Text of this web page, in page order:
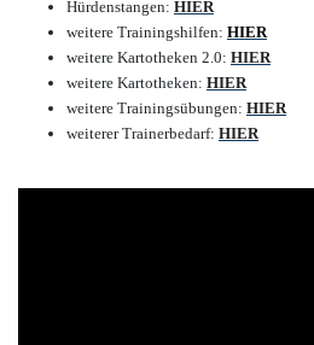
Hürdenstangen: HIER
weitere Trainingshilfen: HIER
weitere Kartotheken 2.0: HIER
weitere Kartotheken: HIER
weitere Trainingsübungen: HIER
weiterer Trainerbedarf: HIER